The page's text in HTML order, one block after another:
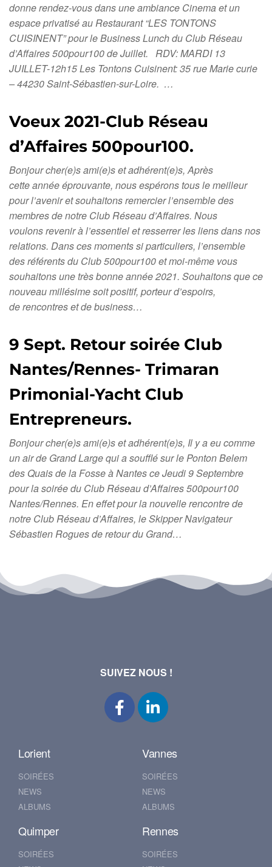
donne rendez-vous dans une ambiance Cinema et un
espace privatisé au Restaurant “LES TONTONS
CUISINENT” pour le Business Lunch du Club Réseau
d’Affaires 500pour100 de Juillet. RDV: MARDI 13
JUILLET-12h15 Les Tontons Cuisinent: 35 rue Marie curie
– 44230 Saint-Sébastien-sur-Loire. …
Voeux 2021-Club Réseau
d’Affaires 500pour100.
Bonjour cher(e)s ami(e)s et adhérent(e)s, Après
cette année éprouvante, nous espérons tous le meilleur
pour l’avenir et souhaitons remercier l’ensemble des
membres de notre Club Réseau d’Affaires. Nous
voulons revenir à l’essentiel et resserrer les liens dans nos
relations. Dans ces moments si particuliers, l’ensemble
des référents du Club 500pour100 et moi-même vous
souhaitons une très bonne année 2021. Souhaitons que ce
nouveau millésime soit positif, porteur d’espoirs,
de rencontres et de business…
9 Sept. Retour soirée Club
Nantes/Rennes- Trimaran
Primonial-Yacht Club
Entrepreneurs.
Bonjour cher(e)s ami(e)s et adhérent(e)s, Il y a eu comme
un air de Grand Large qui a soufflé sur le Ponton Belem
des Quais de la Fosse à Nantes ce Jeudi 9 Septembre
pour la soirée du Club Réseau d’Affaires 500pour100
Nantes/Rennes. En effet pour la nouvelle rencontre de
notre Club Réseau d’Affaires, le Skipper Navigateur
Sébastien Rogues de retour du Grand…
SUIVEZ NOUS !
Lorient
SOIRÉES
NEWS
ALBUMS
Vannes
SOIRÉES
NEWS
ALBUMS
Quimper
SOIRÉES
Rennes
SOIRÉES